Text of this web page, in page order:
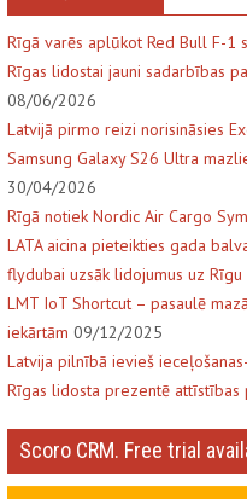
Rīgā varēs aplūkot Red Bull F-1
Rīgas lidostai jauni sadarbības
08/06/2026
Latvijā pirmo reizi norisināsies
Samsung Galaxy S26 Ultra
30/04/2026
Rīgā notiek Nordic Air Cargo
LATA aicina pieteikties gada
flydubai uzsāk lidojumus uz Rīgu
LMT IoT Shortcut – pasaulē
iekārtām 09/12/2025
Latvija pilnībā ievieš
Rīgas lidosta prezentē
Scoro CRM. Free trial